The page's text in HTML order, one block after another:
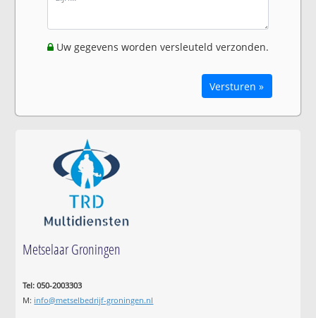
Uw gegevens worden versleuteld verzonden.
Versturen »
Metselaar Groningen
Tel: 050-2003303
M: info@metselbedrijf-groningen.nl